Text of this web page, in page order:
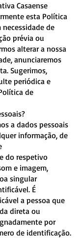
Casaense
esta Política
necessidade de
prévia ou
alterar a nossa
anunciaremos
Sugerimos,
periódica e
de
a dados pessoais
informação, de
do respetivo
e imagem,
singular
É
a pessoa que
direta ou
por
de identificação.